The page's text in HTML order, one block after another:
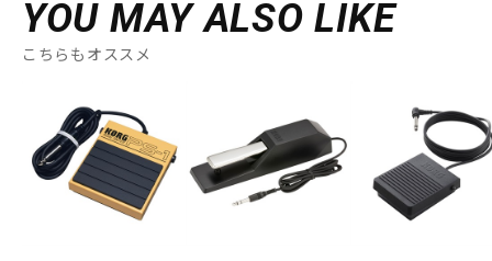
YOU MAY ALSO LIKE
こちらもオススメ